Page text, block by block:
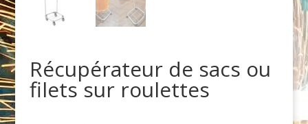
Récupérateur de sacs ou
filets sur roulettes